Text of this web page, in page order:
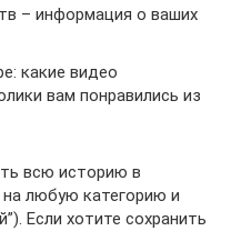
– информация о ваших
какие видео
вам понравились из
всю историю в
любую категорию и
Если хотите сохранить